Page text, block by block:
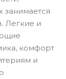
занимается
Легкие и
комфорт
и